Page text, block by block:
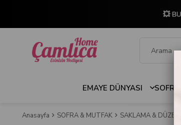
💥
EMAYE DÜNYASI SOFRA
Anasayfa SOFRA & MUTFAK SAKLAMA &